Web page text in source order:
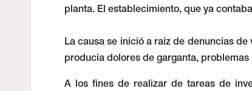
planta. El establecimiento, que ya
La causa se inició a raíz de denuncias
producía dolores de garganta,
A los fines de realizar de tareas de